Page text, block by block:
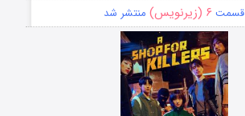
قسمت ۶ (زیرنویس) منتشر شد